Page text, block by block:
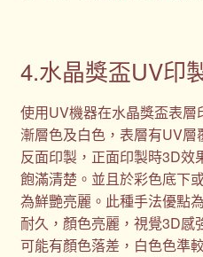
4.水晶獎盃UV印
使用UV機器在水晶獎盃表
漸層色及白色，表層有UV
反面印製，正面印製時3D效
飽滿清楚。並且於彩色底下
為鮮艷亮麗。此種手法優點
耐久，顏色亮麗，視覺3D感
可能有顏色落差，白色色準